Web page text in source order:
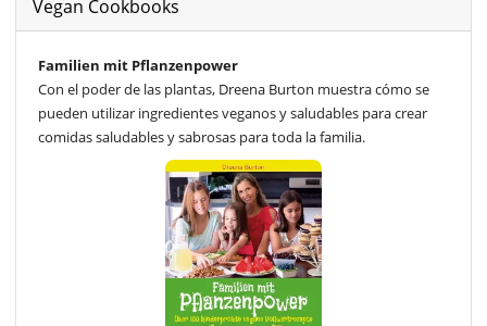
Vegan Cookbooks
Familien mit Pflanzenpower
Con el poder de las plantas, Dreena Burton muestra cómo se
pueden utilizar ingredientes veganos y saludables para crear
comidas saludables y sabrosas para toda la familia.